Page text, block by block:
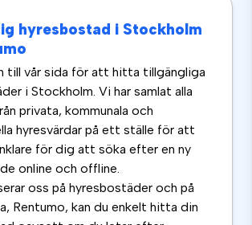
hyresbostad i Stockholm
till vår sida för att hitta tillgängliga
i Stockholm. Vi har samlat alla
privata, kommunala och
hyresvärdar på ett ställe för att
för dig att söka efter en ny
online och offline.
oss på hyresbostäder och på
Rentumo, kan du enkelt hitta din